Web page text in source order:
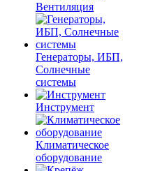
Вентиляция
Генераторы, ИБП,
Солнечные
системы
Инструмент
Климатическое
оборудование